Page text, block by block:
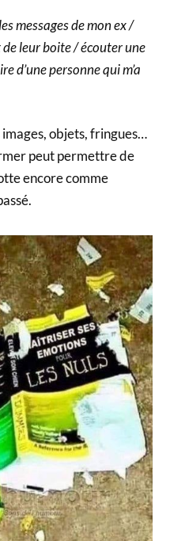
messages de mon ex /
leur boite / écouter une
d’une personne qui m’a
objets, fringues…
peut permettre de
encore comme